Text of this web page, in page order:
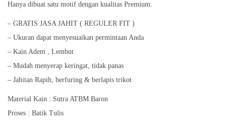
Hanya dibuat satu motif dengan kualitas Premium.
– GRATIS JASA JAHIT ( REGULER FIT )
– Ukuran dapat menyesuaikan permintaan Anda
– Kain Adem , Lembut
– Mudah menyerap keringat, tidak panas
– Jahitan Rapih, berfuring & berlapis trikot
Material Kain : Sutra ATBM Baron
Proses : Batik Tulis